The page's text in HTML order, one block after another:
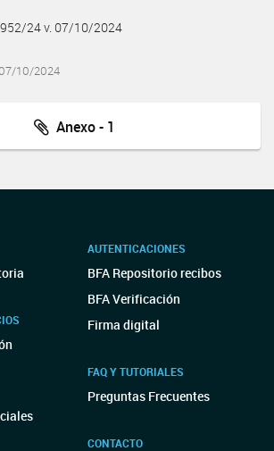
24 v. 07/10/2024
10/2024
Anexo - 1
AUTENTICACIONES
BFA Repositorio recibos
BFA Verificación
Firma digital
FAQ Y TUTORIALES
Preguntas Frecuentes
CONTACTO